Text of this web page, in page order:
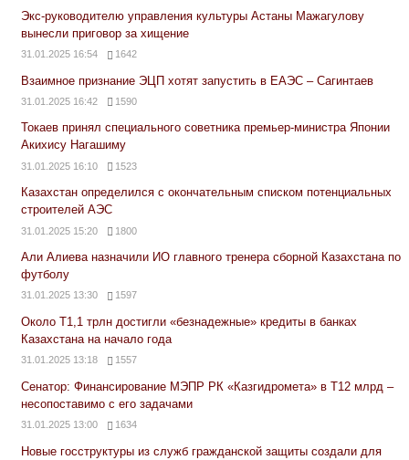
Экс-руководителю управления культуры Астаны Мажагулову
вынесли приговор за хищение
31.01.2025 16:54 1642
Взаимное признание ЭЦП хотят запустить в ЕАЭС – Сагинтаев
31.01.2025 16:42 1590
Токаев принял специального советника премьер-министра Японии
Акихису Нагашиму
31.01.2025 16:10 1523
Казахстан определился с окончательным списком потенциальных
строителей АЭС
31.01.2025 15:20 1800
Али Алиева назначили ИО главного тренера сборной Казахстана по
футболу
31.01.2025 13:30 1597
Около Т1,1 трлн достигли «безнадежные» кредиты в банках
Казахстана на начало года
31.01.2025 13:18 1557
Сенатор: Финансирование МЭПР РК «Казгидромета» в Т12 млрд –
несопоставимо с его задачами
31.01.2025 13:00 1634
Новые госструктуры из служб гражданской защиты создали для